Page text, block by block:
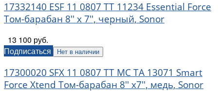
17332140 ESF 11 0807 TT 11234 Essential Force
Том-барабан 8'' x 7'', черный, Sonor
13 100 руб.
Подписаться
Нет в наличии
17300020 SFX 11 0807 TT MC TA 13071 Smart
Force Xtend Том-барабан 8'' х7'', медь, Sonor